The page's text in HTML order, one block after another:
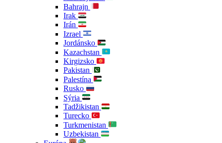
Bahrajn
Irak
Irán
Izrael
Jordánsko
Kazachstan
Kirgizsko
Pakistan
Palestína
Rusko
Sýria
Tadžikistan
Turecko
Turkmenistan
Uzbekistan